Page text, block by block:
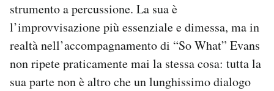
strumento a percussione. La sua è
l’improvvisazione più essenziale e dimessa, ma in
realtà nell’accompagnamento di “So What” Evans
non ripete praticamente mai la stessa cosa: tutta la
sua parte non è altro che un lunghissimo dialogo